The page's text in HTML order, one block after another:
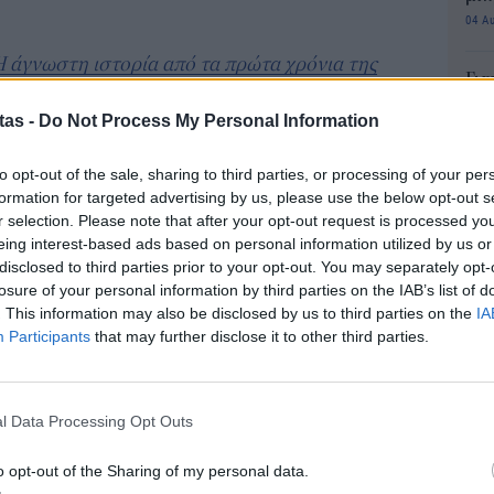
- Do Not Process My Personal Information
opt-out of the sale, sharing to third parties, or processing of your
for targeted advertising by us, please use the below opt-out
selection. Please note that after your opt-out request is processed
interest-based ads based on personal information utilized by us
to third parties prior to your opt-out. You may separately
of your personal information by third parties on the IAB’s list of
This information may also be disclosed by us to third parties on the
Participants that may further disclose it to other third parties.
Data Processing Opt Outs
opt-out of the Sharing of my personal data.
ιστορία από τα πρώτα χρόνια της
τρόπο σκέψης του
για την επιτυχία
αρχές που ο ίδιος μοιράστηκε όλα αυτά τα
το κοινό. Αρχές που εξηγούν γιατί η Amazon
και πώς ο Μπέζος κατάφερε να μετατρέψει την
και τον πελάτη σε επίκεντρο κάθε
να μεγαλώνει και το μέγεθος των αποτυχιών
και ανοίγουν τον δρόμο για μεγάλες
ισορροπίας
04
e-
04